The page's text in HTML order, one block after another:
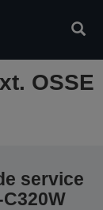
OSSE
service